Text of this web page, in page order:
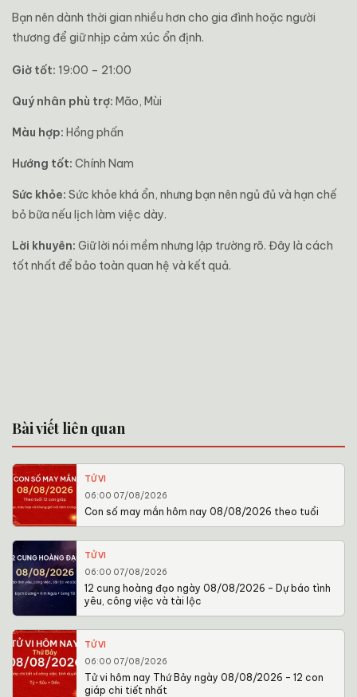
Bạn nên dành thời gian nhiều hơn cho gia đình hoặc người
thương để giữ nhịp cảm xúc ổn định.
Giờ tốt: 19:00 – 21:00
Quý nhân phù trợ: Mão, Mùi
Màu hợp: Hồng phấn
Hướng tốt: Chính Nam
Sức khỏe: Sức khỏe khá ổn, nhưng bạn nên ngủ đủ và hạn chế
bỏ bữa nếu lịch làm việc dày.
Lời khuyên: Giữ lời nói mềm nhưng lập trường rõ. Đây là cách
tốt nhất để bảo toàn quan hệ và kết quả.
Bài viết liên quan
TỬ VI
06:00 07/08/2026
Con số may mắn hôm nay 08/08/2026 theo tuổi
TỬ VI
06:00 07/08/2026
12 cung hoàng đạo ngày 08/08/2026 – Dự báo tình
yêu, công việc và tài lộc
TỬ VI
06:00 07/08/2026
Tử vi hôm nay Thứ Bảy ngày 08/08/2026 – 12 con
giáp chi tiết nhất